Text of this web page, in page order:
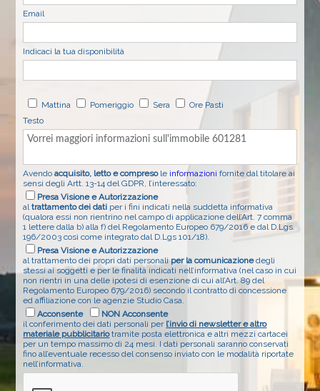
Email
Indicaci la tua disponibilità
Mattina Pomeriggio Sera
Ore Pasti
Testo
Avendoacquisito, letto e compresole informazioni fornite dal titolare ai
sensi degli Artt. 13-14 del GDPR, l’interessato:
Presa Visione e Autorizzazione
altrattamento dei dati per i fini indicati nella suddetta informativa
(qualora essi non rientrino nel campo di applicazione dell’Art. 7 comma
1 lettere dalla b) alla f) del Regolamento Europeo 679/2016 e dal D.Lgs.
196/2003 così come integrato dal D.Lgs 101/18).
Presa Visione e Autorizzazione
al trattamento dei propri dati personaliper la comunicazionedegli
stessi ai soggetti e per le finalità indicati nell’informativa (nel caso in cui
non rientri in una delle ipotesi di esenzione di cui all’Art. 89 del
Regolamento Europeo 679/2016) secondo il contratto di concessione
ed affiliazione con le agenzie Studio Casa.
Acconsente
NON Acconsente
il conferimento dei dati personali per l’invio di newsletter e altro
materiale pubblicitariotramite posta elettronica e altri mezzi cartacei
per un tempo massimo di 24 mesi. I dati personali saranno conservati
fino all’eventuale recesso del consenso inviato con le modalità riportate
nell’informativa.